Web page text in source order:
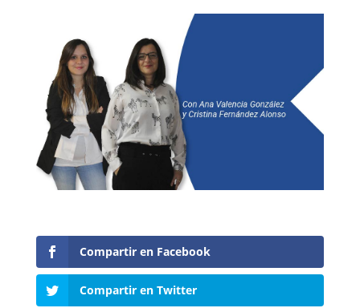
Compartir en Facebook
Compartir en Twitter